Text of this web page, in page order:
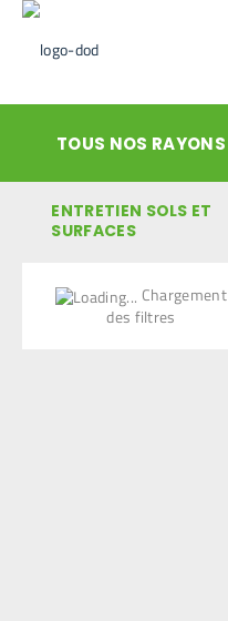
TOUS NOS RAYONS
ENTRETIEN SOLS ET
SURFACES
Chargement
des filtres